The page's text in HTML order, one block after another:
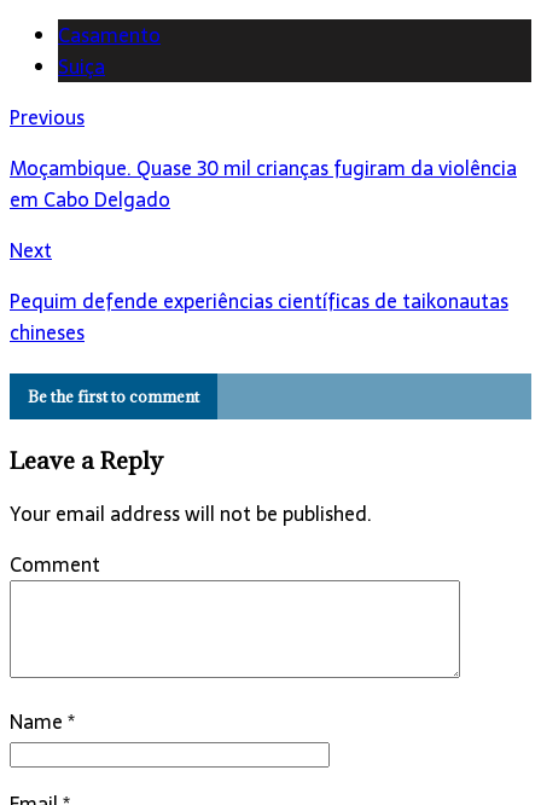
Casamento
Suiça
Previous
Moçambique. Quase 30 mil crianças fugiram da violência
em Cabo Delgado
Next
Pequim defende experiências científicas de taikonautas
chineses
Be the first to comment
Leave a Reply
Your email address will not be published.
Comment
Name*